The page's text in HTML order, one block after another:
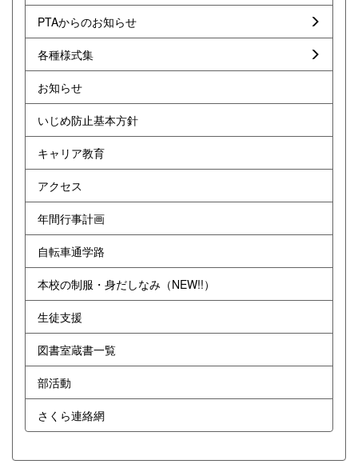
PTAからのお知らせ
各種様式集
お知らせ
いじめ防止基本方針
キャリア教育
アクセス
年間行事計画
自転車通学路
本校の制服・身だしなみ（NEW!!）
生徒支援
図書室蔵書一覧
部活動
さくら連絡網